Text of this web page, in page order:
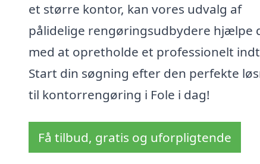
et større kontor, kan vores udvalg af
pålidelige rengøringsudbydere hjælpe
med at opretholde et professionelt
Start din søgning efter den perfekte
til kontorrengøring i Fole i dag!
Få tilbud, gratis og uforpligtende